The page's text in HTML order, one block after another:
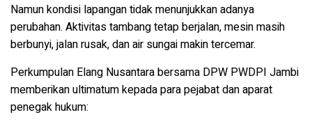
Namun kondisi lapangan tidak menunjukkan adanya
perubahan. Aktivitas tambang tetap berjalan, mesin masih
berbunyi, jalan rusak, dan air sungai makin tercemar.
Perkumpulan Elang Nusantara bersama DPW PWDPI Jambi
memberikan ultimatum kepada para pejabat dan aparat
penegak hukum: